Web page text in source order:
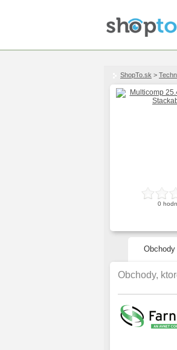
ShopTo.sk >
0
Obchody
Obchody,